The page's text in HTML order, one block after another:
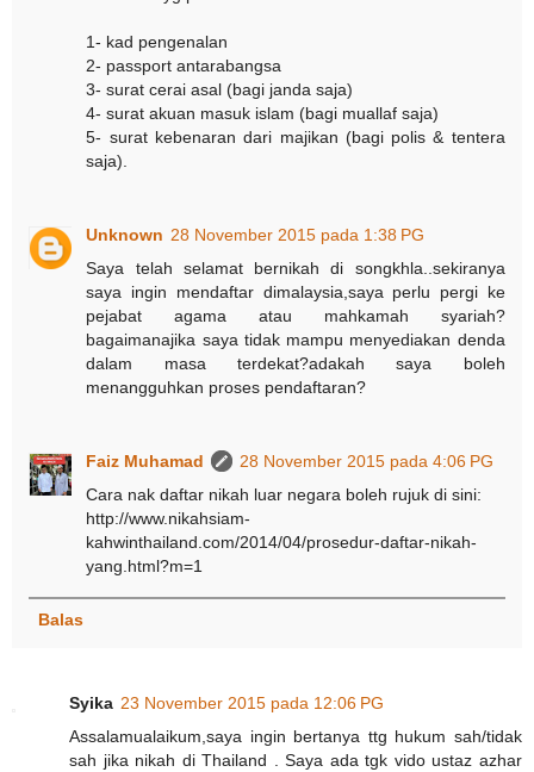
1- kad pengenalan
2- passport antarabangsa
3- surat cerai asal (bagi janda saja)
4- surat akuan masuk islam (bagi muallaf saja)
5- surat kebenaran dari majikan (bagi polis & tentera
saja).
Unknown 28 November 2015 pada 1:38 PG
Saya telah selamat bernikah di songkhla..sekiranya
saya ingin mendaftar dimalaysia,saya perlu pergi ke
pejabat agama atau mahkamah syariah?
bagaimanajika saya tidak mampu menyediakan denda
dalam masa terdekat?adakah saya boleh
menangguhkan proses pendaftaran?
Faiz Muhamad
28 November 2015 pada 4:06 PG
Cara nak daftar nikah luar negara boleh rujuk di sini:
http://www.nikahsiam-
kahwinthailand.com/2014/04/prosedur-daftar-nikah-
yang.html?m=1
Balas
Syika 23 November 2015 pada 12:06 PG
Assalamualaikum,saya ingin bertanya ttg hukum sah/tidak
sah jika nikah di Thailand . Saya ada tgk vido ustaz azhar